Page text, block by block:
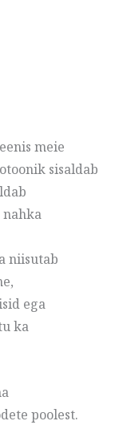
meie
sisaldab
niisutab
ega
ka
poolest.